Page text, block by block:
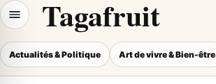
Tagafruit
Actualités & Politique Art de vivre & Bien-être